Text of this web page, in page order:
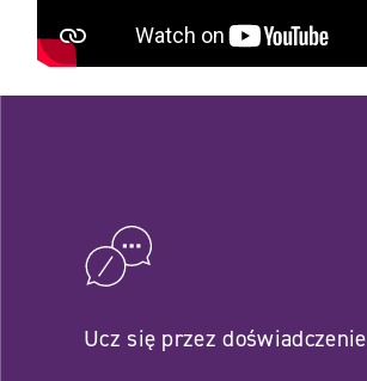
Ucz się przez doświadczenie